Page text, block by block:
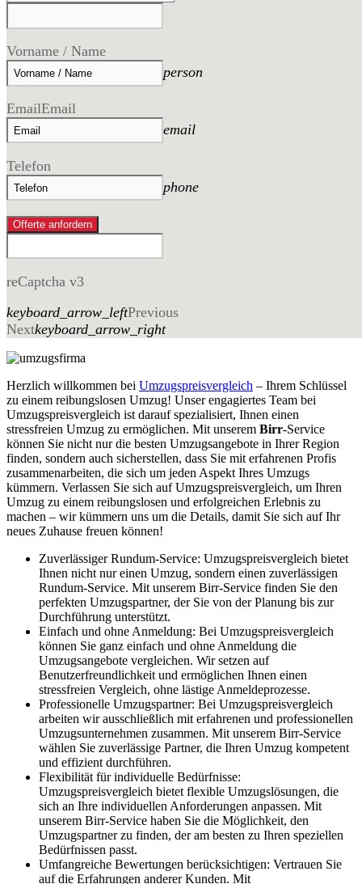
Vorname / Name
person
EmailEmail
email
Telefon
phone
Offerte anfordern
reCaptcha v3
keyboard_arrow_leftPrevious
Nextkeyboard_arrow_right
Herzlich willkommen bei Umzugspreisvergleich – Ihrem Schlüssel
zu einem reibungslosen Umzug! Unser engagiertes Team bei
Umzugspreisvergleich ist darauf spezialisiert, Ihnen einen
stressfreien Umzug zu ermöglichen. Mit unserem Birr-Service
können Sie nicht nur die besten Umzugsangebote in Ihrer Region
finden, sondern auch sicherstellen, dass Sie mit erfahrenen Profis
zusammenarbeiten, die sich um jeden Aspekt Ihres Umzugs
kümmern. Verlassen Sie sich auf Umzugspreisvergleich, um Ihren
Umzug zu einem reibungslosen und erfolgreichen Erlebnis zu
machen – wir kümmern uns um die Details, damit Sie sich auf Ihr
neues Zuhause freuen können!
Zuverlässiger Rundum-Service: Umzugspreisvergleich bietet
Ihnen nicht nur einen Umzug, sondern einen zuverlässigen
Rundum-Service. Mit unserem Birr-Service finden Sie den
perfekten Umzugspartner, der Sie von der Planung bis zur
Durchführung unterstützt.
Einfach und ohne Anmeldung: Bei Umzugspreisvergleich
können Sie ganz einfach und ohne Anmeldung die
Umzugsangebote vergleichen. Wir setzen auf
Benutzerfreundlichkeit und ermöglichen Ihnen einen
stressfreien Vergleich, ohne lästige Anmeldeprozesse.
Professionelle Umzugspartner: Bei Umzugspreisvergleich
arbeiten wir ausschließlich mit erfahrenen und professionellen
Umzugsunternehmen zusammen. Mit unserem Birr-Service
wählen Sie zuverlässige Partner, die Ihren Umzug kompetent
und effizient durchführen.
Flexibilität für individuelle Bedürfnisse:
Umzugspreisvergleich bietet flexible Umzugslösungen, die
sich an Ihre individuellen Anforderungen anpassen. Mit
unserem Birr-Service haben Sie die Möglichkeit, den
Umzugspartner zu finden, der am besten zu Ihren speziellen
Bedürfnissen passt.
Umfangreiche Bewertungen berücksichtigen: Vertrauen Sie
auf die Erfahrungen anderer Kunden. Mit